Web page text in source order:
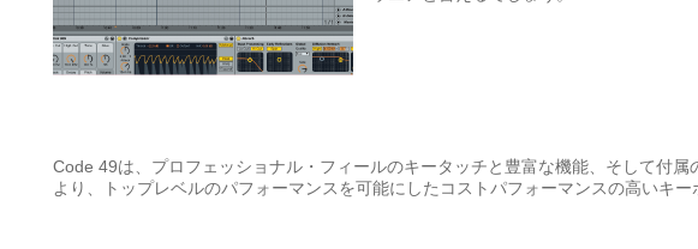
Code 49は、プロフェッショナル・フィールのキータッチと豊富な機能、そして付属
より、トップレベルのパフォーマンスを可能にしたコストパフォーマンスの高いキー